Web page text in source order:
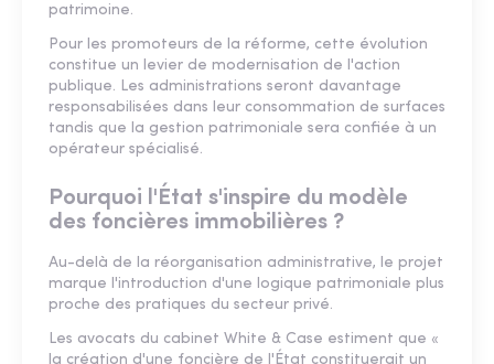
patrimoine.
Pour les promoteurs de la réforme, cette évolution
constitue un levier de modernisation de l'action
publique. Les administrations seront davantage
responsabilisées dans leur consommation de surfaces
tandis que la gestion patrimoniale sera confiée à un
opérateur spécialisé.
Pourquoi l'État s'inspire du modèle
des foncières immobilières ?
Au-delà de la réorganisation administrative, le projet
marque l'introduction d'une logique patrimoniale plus
proche des pratiques du secteur privé.
Les avocats du cabinet White & Case estiment que «
la création d'une foncière de l'État constituerait un